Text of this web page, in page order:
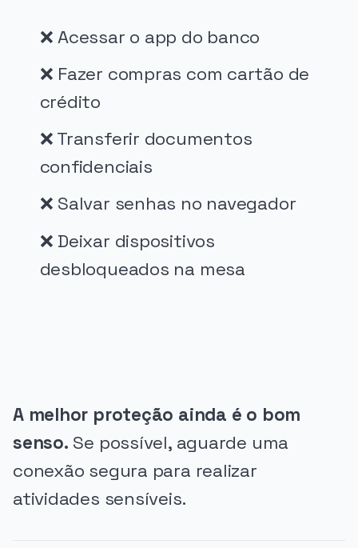
❌ Acessar o app do banco
❌ Fazer compras com cartão de
crédito
❌ Transferir documentos
confidenciais
❌ Salvar senhas no navegador
❌ Deixar dispositivos
desbloqueados na mesa
A melhor proteção ainda é o bom
senso. Se possível, aguarde uma
conexão segura para realizar
atividades sensíveis.